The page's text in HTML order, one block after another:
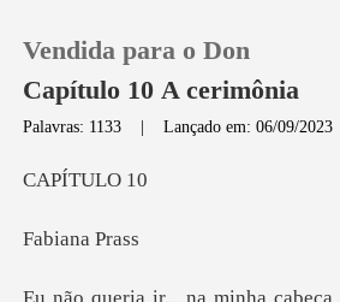
Loja
Vendida para o Don
Capítulo 10 A cerimônia
Palavras: 1133 |Lançado em: 06/09/2023
ÍTU
abian